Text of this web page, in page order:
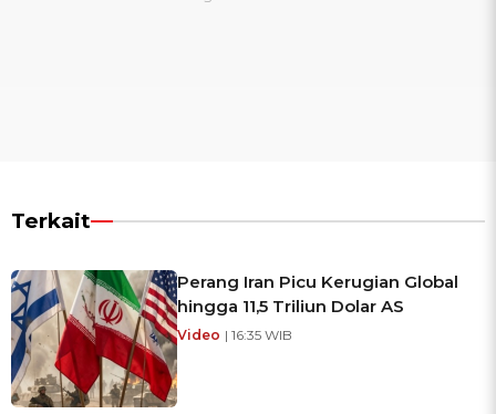
Terkait
Perang Iran Picu Kerugian Global
hingga 11,5 Triliun Dolar AS
Video | 16:35 WIB